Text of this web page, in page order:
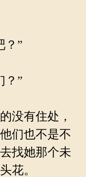
？”
？”
没有住处，
们也不是不
找她那个未
花。